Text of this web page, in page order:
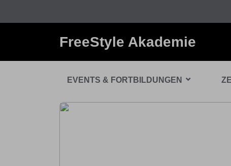
FreeStyle Akademie
EVENTS & FORTBILDUNGEN